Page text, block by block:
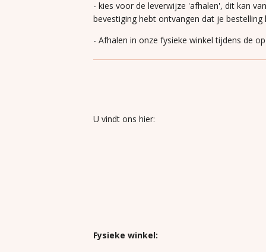
- kies voor de leverwijze 'afhalen', dit kan
bevestiging hebt ontvangen dat je bestelling
- Afhalen in onze fysieke winkel tijdens de
U vindt ons hier:
Fysieke winkel: